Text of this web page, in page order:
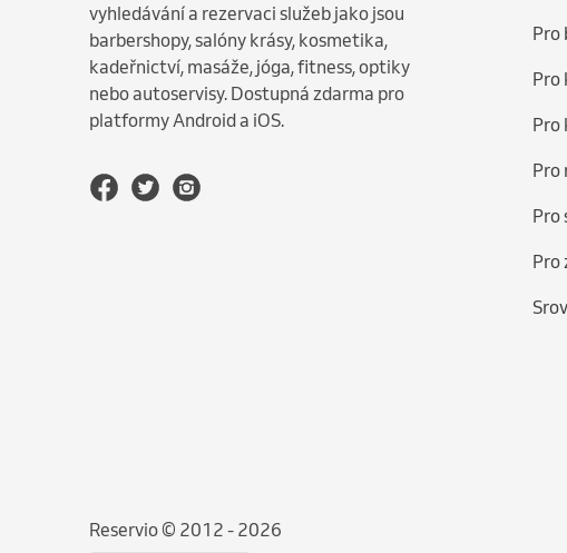
vyhledávání a rezervaci služeb jako jsou
barbershopy, salóny krásy, kosmetika,
kadeřnictví, masáže, jóga, fitness, optiky
nebo autoservisy. Dostupná zdarma pro
platformy Android a iOS.
Pro
Pro
Pro
Pro
Pro
Pro
Reservio © 2012 - 2026